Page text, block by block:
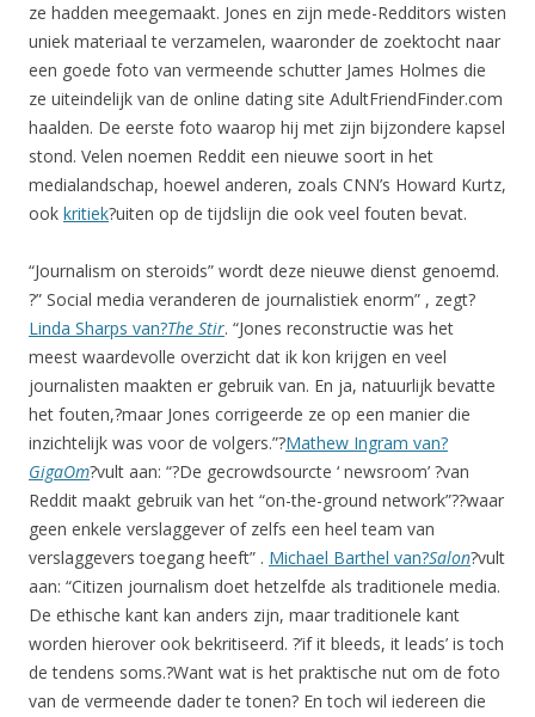
ze hadden meegemaakt. Jones en zijn mede-Redditors wisten
uniek materiaal te verzamelen, waaronder de zoektocht naar
een goede foto van vermeende schutter James Holmes die
ze uiteindelijk van de online dating site AdultFriendFinder.com
haalden. De eerste foto waarop hij met zijn bijzondere kapsel
stond. Velen noemen Reddit een nieuwe soort in het
medialandschap, hoewel anderen, zoals CNN’s Howard Kurtz,
ook kritiek?uiten op de tijdslijn die ook veel fouten bevat.
“Journalism on steroids” wordt deze nieuwe dienst genoemd.
?” Social media veranderen de journalistiek enorm” , zegt?
Linda Sharps van?The Stir. “Jones reconstructie was het
meest waardevolle overzicht dat ik kon krijgen en veel
journalisten maakten er gebruik van. En ja, natuurlijk bevatte
het fouten,?maar Jones corrigeerde ze op een manier die
inzichtelijk was voor de volgers.”?Mathew Ingram van?
GigaOm?vult aan: “?De gecrowdsourcte ‘ newsroom’ ?van
Reddit maakt gebruik van het “on-the-ground network”??waar
geen enkele verslaggever of zelfs een heel team van
verslaggevers toegang heeft” . Michael Barthel van?Salon?vult
aan: “Citizen journalism doet hetzelfde als traditionele media.
De ethische kant kan anders zijn, maar traditionele kant
worden hierover ook bekritiseerd. ?’if it bleeds, it leads’ is toch
de tendens soms.?Want wat is het praktische nut om de foto
van de vermeende dader te tonen? En toch wil iedereen die